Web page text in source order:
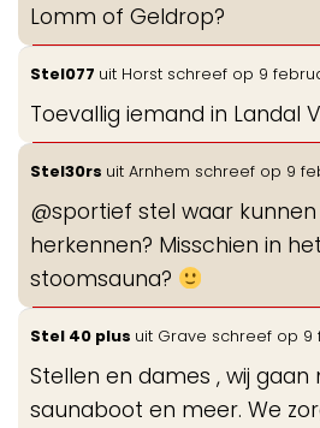
Lomm of Geldrop?
Stel077 uit Horst schreef op 9
Toevallig iemand in Landal
Stel30rs uit Arnhem schreef op 9
@sportief stel waar
herkennen? Misschien in
stoomsauna?
Stel 40 plus uit Grave schreef op 9
Stellen en dames , wij
saunaboot en meer. We